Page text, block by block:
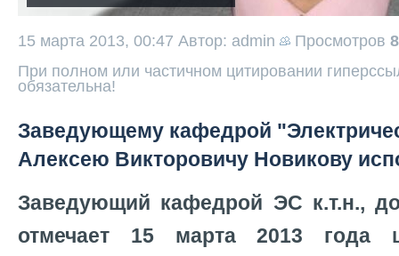
15 марта 2013, 00:47 Автор: admin Просмотров
При полном или частичном цитировании
обязательна!
Заведующему кафедрой
Алексею Викторовичу Новикову
Заведующий кафедрой ЭС к.т.н.,
отмечает 15 марта 2013 года